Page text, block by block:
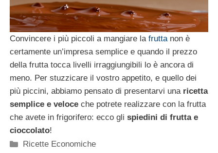
Convincere i più piccoli a mangiare lafrutta non è
certamente un’impresa semplice e quando il prezzo
della frutta tocca livelli irraggiungibili lo è ancora di
meno. Per stuzzicare il vostro appetito, e quello dei
più piccini, abbiamo pensato di presentarvi una ricetta
semplice e veloce che potrete realizzare con la frutta
che avete in frigorifero: ecco gli spiedini di frutta e
cioccolato!
Categorie
Ricette Economiche